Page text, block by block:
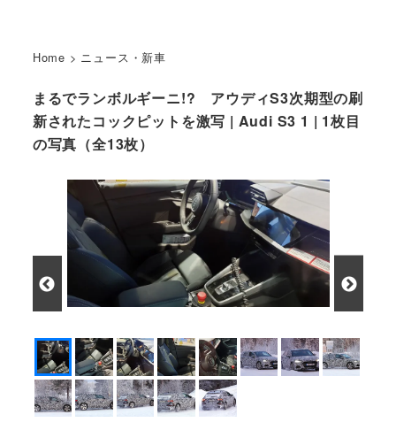
Home > ニュース・新車
まるでランボルギーニ!? アウディS3次期型の刷
新されたコックピットを激写 | Audi S3 1 | 1枚目
の写真（全13枚）